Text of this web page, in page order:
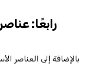
رابعًا:
بالإضافة إلى العناصر